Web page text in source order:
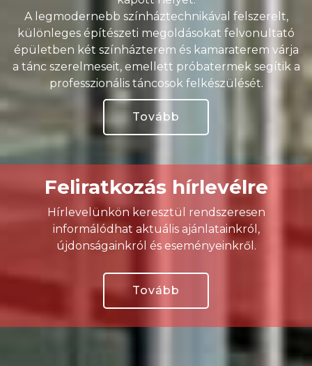
A legmodernebb színháztechnikával felszerelt,
különleges építészeti megoldásokat felvonultató
épületben két színházterem és kamaraterem várja
a tánc szerelmeseit, emellett próbatermek segítik a
professzionális táncosok felkészülését.
Tovább
Feliratkozás hírlevélre
Hírlevelünkön keresztül rendszeresen
informálódhat aktuális ajánlatainkról,
újdonságainkról és eseményeinkről.
Tovább